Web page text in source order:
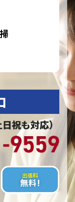
出張料
無料!